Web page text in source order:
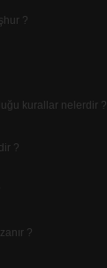
?
kurallar nelerdir ?
?
?